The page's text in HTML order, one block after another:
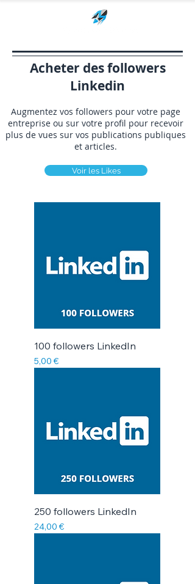
Acheter des followers
Linkedin
Augmentez vos followers pour votre page
entreprise ou sur votre profil pour recevoir
plus de vues sur vos publications publiques
et articles.
Voir les Likes
100 followers LinkedIn
Prix
5,00 €
250 followers LinkedIn
Prix
24,00 €